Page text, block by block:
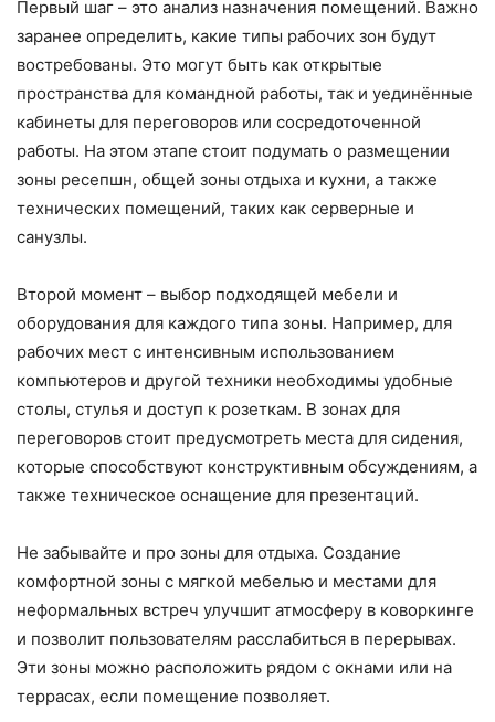
Первый шаг – это анализ назначения помещений. Важно
заранее определить, какие типы рабочих зон будут
востребованы. Это могут быть как открытые
пространства для командной работы, так и уединённые
кабинеты для переговоров или сосредоточенной
работы. На этом этапе стоит подумать о размещении
зоны ресепшн, общей зоны отдыха и кухни, а также
технических помещений, таких как серверные и
санузлы.
Второй момент – выбор подходящей мебели и
оборудования для каждого типа зоны. Например, для
рабочих мест с интенсивным использованием
компьютеров и другой техники необходимы удобные
столы, стулья и доступ к розеткам. В зонах для
переговоров стоит предусмотреть места для сидения,
которые способствуют конструктивным обсуждениям, а
также техническое оснащение для презентаций.
Не забывайте и про зоны для отдыха. Создание
комфортной зоны с мягкой мебелью и местами для
неформальных встреч улучшит атмосферу в коворкинге
и позволит пользователям расслабиться в перерывах.
Эти зоны можно расположить рядом с окнами или на
террасах, если помещение позволяет.